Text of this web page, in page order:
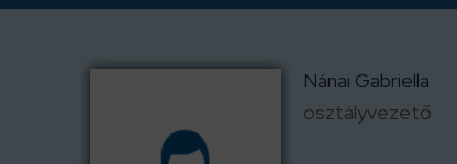
Nánai Gabriella
osztályvezető